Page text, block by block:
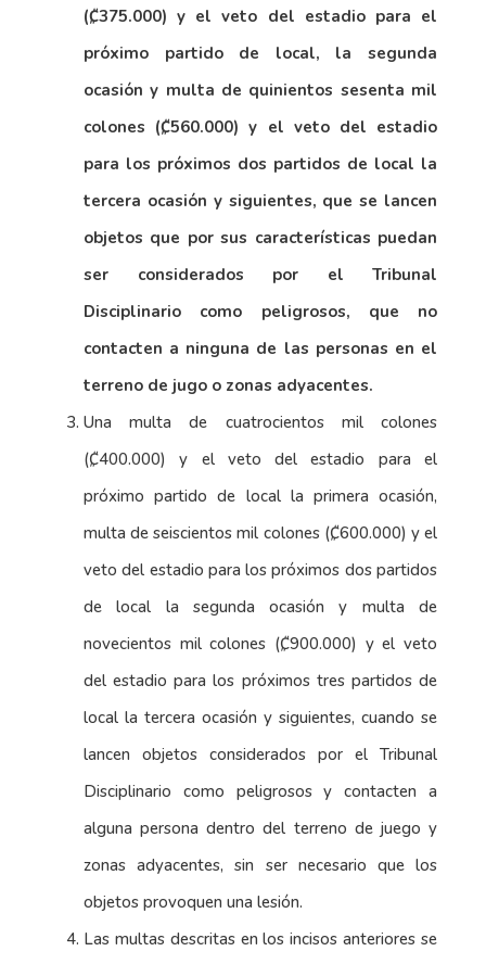
(₡375.000) y el veto del estadio para el
próximo partido de local, la segunda
ocasión y multa de quinientos sesenta mil
colones (₡560.000) y el veto del estadio
para los próximos dos partidos de local la
tercera ocasión y siguientes, que se lancen
objetos que por sus características puedan
ser considerados por el Tribunal
Disciplinario como peligrosos, que no
contacten a ninguna de las personas en el
terreno de jugo o zonas adyacentes.
Una multa de cuatrocientos mil colones
(₡400.000) y el veto del estadio para el
próximo partido de local la primera ocasión,
multa de seiscientos mil colones (₡600.000) y el
veto del estadio para los próximos dos partidos
de local la segunda ocasión y multa de
novecientos mil colones (₡900.000) y el veto
del estadio para los próximos tres partidos de
local la tercera ocasión y siguientes, cuando se
lancen objetos considerados por el Tribunal
Disciplinario como peligrosos y contacten a
alguna persona dentro del terreno de juego y
zonas adyacentes, sin ser necesario que los
objetos provoquen una lesión.
Las multas descritas en los incisos anteriores se